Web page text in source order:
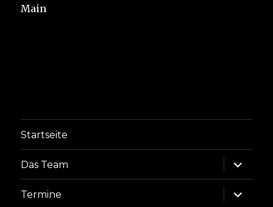
Main
Startseite
Das Team
Termine